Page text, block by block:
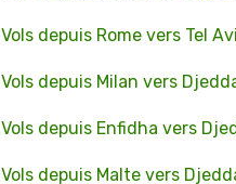
Vols depuis Rome vers Tel
Vols depuis Milan vers
Vols depuis Enfidha vers
Vols depuis Malte vers